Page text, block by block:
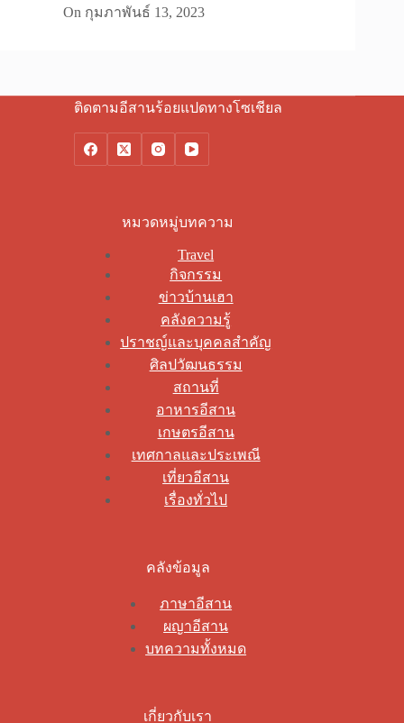
On กุมภาพันธ์ 13, 2023
ติดตามอีสานร้อยแปดทางโซเชียล
หมวดหมู่บทความ
Travel
กิจกรรม
ข่าวบ้านเฮา
คลังความรู้
ปราชญ์และบุคคลสำคัญ
ศิลปวัฒนธรรม
สถานที่
อาหารอีสาน
เกษตรอีสาน
เทศกาลและประเพณี
เที่ยวอีสาน
เรื่องทั่วไป
คลังข้อมูล
ภาษาอีสาน
ผญาอีสาน
บทความทั้งหมด
เกี่ยวกับเรา